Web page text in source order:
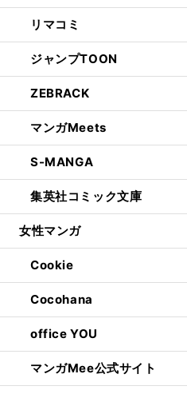
リマコミ
ジャンプTOON
ZEBRACK
マンガMeets
S-MANGA
集英社コミック文庫
女性マンガ
Cookie
Cocohana
office YOU
マンガMee公式サイト